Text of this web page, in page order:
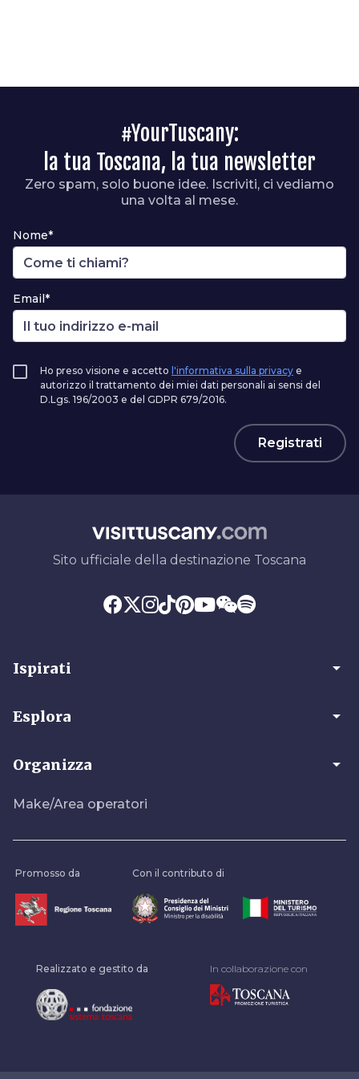
#YourTuscany:
la tua Toscana, la tua newsletter
Zero spam, solo buone idee. Iscriviti, ci vediamo
una volta al mese.
Nome*
Email*
Ho preso visione e accetto l'informativa sulla privacy e
autorizzo il trattamento dei miei dati personali ai sensi del
D.Lgs. 196/2003 e del GDPR 679/2016.
Registrati
Sito ufficiale della destinazione Toscana
Ispirati arrow_drop_down
Esplora arrow_drop_down
Organizza arrow_drop_down
Make/Area operatori
Promosso da Con il contributo di
Realizzato e gestito da In collaborazione con